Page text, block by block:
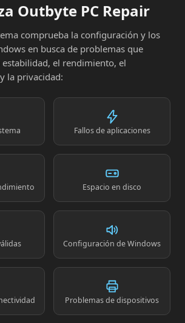
Outbyte PC Repair
comprueba la configuración y los
en busca de problemas que
estabilidad, el rendimiento, el
la privacidad:
Fallos de aplicaciones
Espacio en disco
Configuración de Windows
Problemas de dispositivos